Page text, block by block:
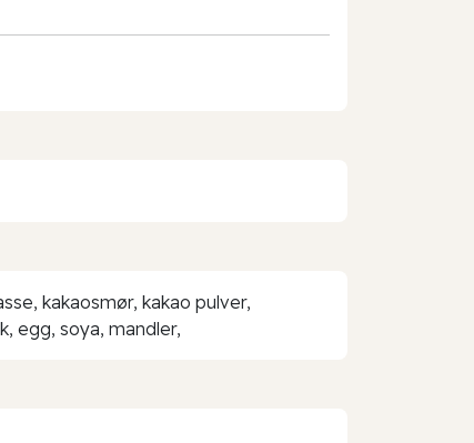
kakaosmør, kakao pulver,
egg, soya, mandler,